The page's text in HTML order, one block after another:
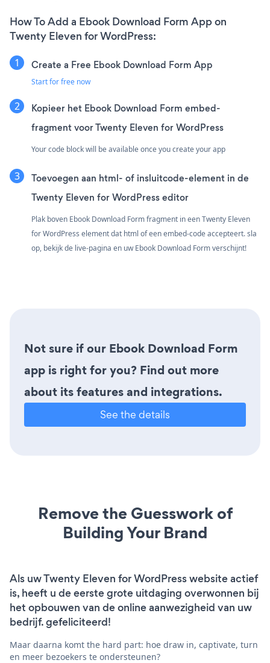
How To Add a Ebook Download Form App on
Twenty Eleven for WordPress:
Create a Free Ebook Download Form App
Start for free now
Kopieer het Ebook Download Form embed-
fragment voor Twenty Eleven for WordPress
Your code block will be available once you create your app
Toevoegen aan html- of insluitcode-element in de
Twenty Eleven for WordPress editor
Plak boven Ebook Download Form fragment in een Twenty Eleven
for WordPress element dat html of een embed-code accepteert. sla
op, bekijk de live-pagina en uw Ebook Download Form verschijnt!
Not sure if our Ebook Download Form
app is right for you? Find out more
about its features and integrations.
See the details
Remove the Guesswork of
Building Your Brand
Als uw Twenty Eleven for WordPress website actief
is, heeft u de eerste grote uitdaging overwonnen bij
het opbouwen van de online aanwezigheid van uw
bedrijf. gefeliciteerd!
Maar daarna komt the hard part: hoe draw in, captivate, turn
en meer bezoekers te ondersteunen?